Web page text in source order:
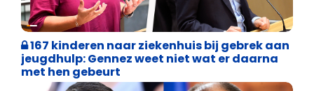
Binnenland politiek
167 kinderen naar ziekenhuis bij gebrek aan
jeugdhulp: Gennez weet niet wat er daarna
met hen gebeurt